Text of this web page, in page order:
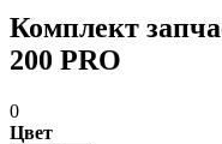
Комплект
200 PRO
0
Цвет